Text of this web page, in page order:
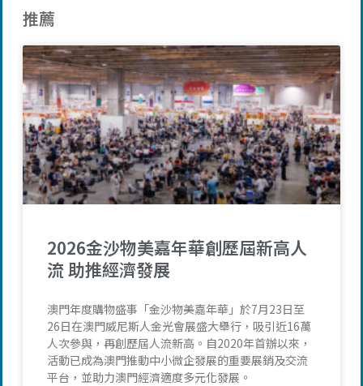
推薦
2026金沙物美嘉年華創歷屆新高人
流 助推經濟發展
澳門年度購物盛事「金沙物美嘉年華」於7月23日至
26日在澳門威尼斯人金光會展盛大舉行，吸引近16萬
人次參與，再創歷屆人流新高。自2020年首辦以來，
活動已成為澳門推動中小微企發展的重要展銷及交流
平台，並助力澳門經濟適度多元化發展。